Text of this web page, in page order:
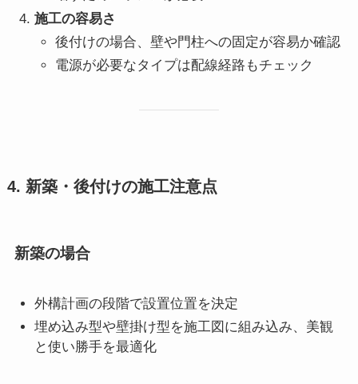
施工の容易さ
後付けの場合、壁や門柱への固定が容易か確認
電源が必要なタイプは配線経路もチェック
4. 新築・後付けの施工注意点
新築の場合
外構計画の段階で設置位置を決定
埋め込み型や壁掛け型を施工図に組み込み、美観
と使い勝手を最適化